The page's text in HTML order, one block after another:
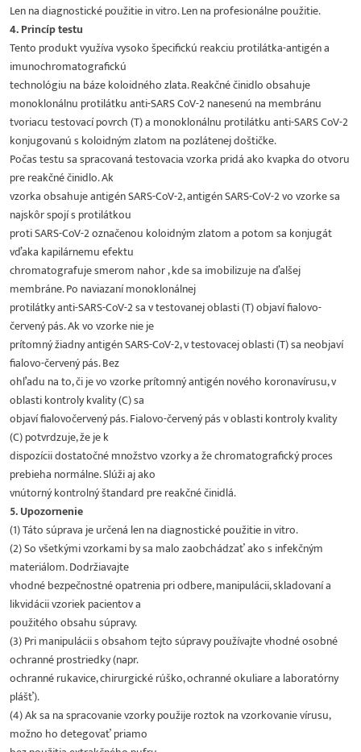
Len na diagnostické použitie in vitro. Len na profesionálne použitie.
4. Princíp testu
Tento produkt využíva vysoko špecifickú reakciu protilátka-antigén a
imunochromatografickú
technológiu na báze koloidného zlata. Reakčné činidlo obsahuje
monoklonálnu protilátku anti-SARS CoV-2 nanesenú na membránu
tvoriacu testovací povrch (T) a monoklonálnu protilátku anti-SARS CoV-2
konjugovanú s koloidným zlatom na pozlátenej doštičke.
Počas testu sa spracovaná testovacia vzorka pridá ako kvapka do otvoru
pre reakčné činidlo. Ak
vzorka obsahuje antigén SARS-CoV-2, antigén SARS-CoV-2 vo vzorke sa
najskôr spojí s protilátkou
proti SARS-CoV-2 označenou koloidným zlatom a potom sa konjugát
vďaka kapilárnemu efektu
chromatografuje smerom nahor , kde sa imobilizuje na ďalšej
membráne. Po naviazaní monoklonálnej
protilátky anti-SARS-CoV-2 sa v testovanej oblasti (T) objaví fialovo-
červený pás. Ak vo vzorke nie je
prítomný žiadny antigén SARS-CoV-2, v testovacej oblasti (T) sa neobjaví
fialovo-červený pás. Bez
ohľadu na to, či je vo vzorke prítomný antigén nového koronavírusu, v
oblasti kontroly kvality (C) sa
objaví fialovočervený pás. Fialovo-červený pás v oblasti kontroly kvality
(C) potvrdzuje, že je k
dispozícii dostatočné množstvo vzorky a že chromatografický proces
prebieha normálne. Slúži aj ako
vnútorný kontrolný štandard pre reakčné činidlá.
5. Upozornenie
(1) Táto súprava je určená len na diagnostické použitie in vitro.
(2) So všetkými vzorkami by sa malo zaobchádzať ako s infekčným
materiálom. Dodržiavajte
vhodné bezpečnostné opatrenia pri odbere, manipulácii, skladovaní a
likvidácii vzoriek pacientov a
použitého obsahu súpravy.
(3) Pri manipulácii s obsahom tejto súpravy používajte vhodné osobné
ochranné prostriedky (napr.
ochranné rukavice, chirurgické rúško, ochranné okuliare a laboratórny
plášť).
(4) Ak sa na spracovanie vzorky použije roztok na vzorkovanie vírusu,
možno ho detegovať priamo